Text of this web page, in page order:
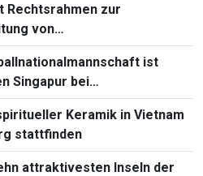
Rechtsrahmen zur
von
ist
Singapur bei
2026
Keramik in Vietnam
stattfinden
attraktivesten Inseln der